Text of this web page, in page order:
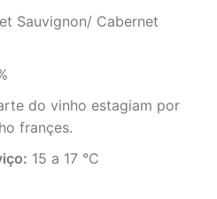
Sauvignon/ Cabernet
do vinho estagiam por
françes.
15 a 17 °C